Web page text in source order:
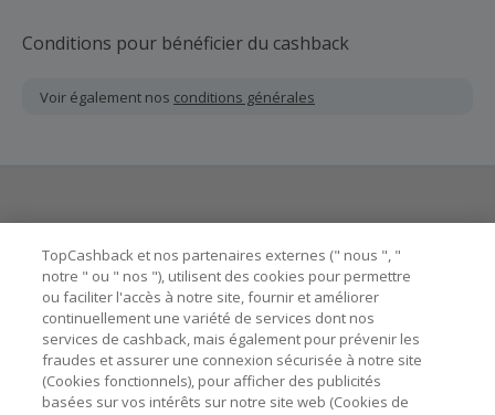
Conditions pour bénéficier du cashback
Voir également nos conditions générales
Astuces pour économiser
A propos de
TopCashback et nos partenaires externes (" nous ", "
notre " ou " nos "), utilisent des cookies pour permettre
ou faciliter l'accès à notre site, fournir et améliorer
continuellement une variété de services dont nos
services de cashback, mais également pour prévenir les
fraudes et assurer une connexion sécurisée à notre site
(Cookies fonctionnels), pour afficher des publicités
basées sur vos intérêts sur notre site web (Cookies de